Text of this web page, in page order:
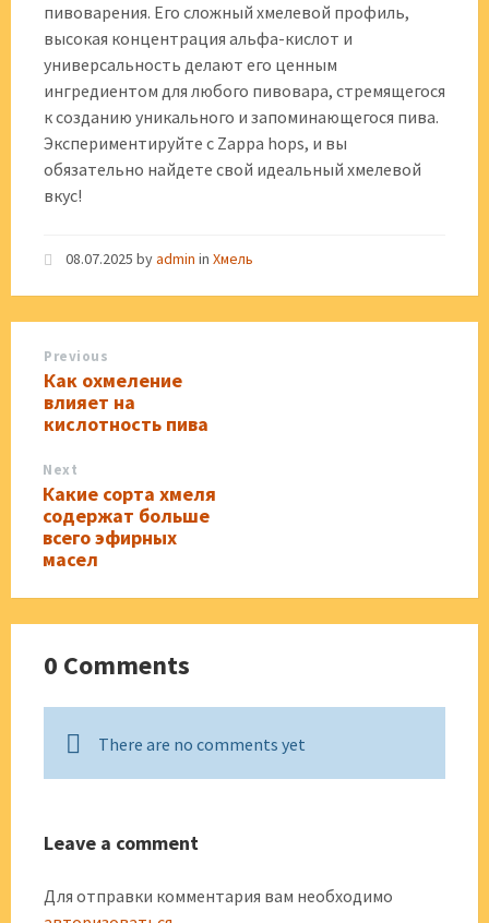
пивоварения. Его сложный хмелевой профиль,
высокая концентрация альфа-кислот и
универсальность делают его ценным
ингредиентом для любого пивовара, стремящегося
к созданию уникального и запоминающегося пива.
Экспериментируйте с Zappa hops, и вы
обязательно найдете свой идеальный хмелевой
вкус!
08.07.2025 byadmin in Хмель
Previous
Как охмеление
влияет на
кислотность пива
Next
Какие сорта хмеля
содержат больше
всего эфирных
масел
0 Comments
There are no comments yet
Leave a comment
Для отправки комментария вам необходимо